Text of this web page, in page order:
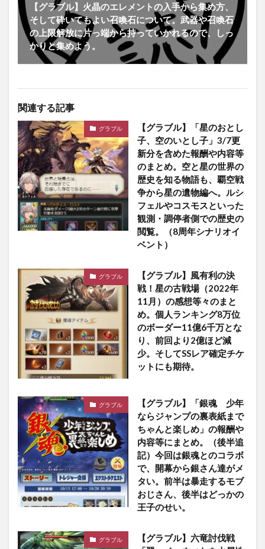
【グラブル】火晶のエレメントの入手から集め方、
そして砕いてもよい召喚石について。武器や召喚石
の上限解放に片っ端から持っていかれるので、しっ
かりと集めよう。
関連する記事
グラブル
【グラブル】「星のおとし
子、空のいとし子」3/7更
新分を含めた報酬や内容等
のまとめ。空と星の世界の
歴史を知る物語も、覇空戦
争から星の遺物編へ。ルシ
フェルやコスモスといった
観測・調停者側での歴史の
閲覧。（8周年シナリオイ
ベント）
グラブル
【グラブル】風有利の決
戦！星の古戦場（2022年
11月）の感想等々のまと
め。個人ランキング8万位
のボーダー11億6千万とな
り、前回より2億ほど減
少。そしてSSレア確定チケ
ットにも期待。
グラブル
【グラブル】「銀魂 少年
ならジャンプの裏表紙まで
ちゃんと楽しめ」の報酬や
内容等にまとめ。（後半追
記）今回は銀魂とのコラボ
で、開幕から銀さん達がメ
タい。前半は暴走するモブ
おじさん、後半はどっかの
王子のせい。
グラブル
【グラブル】六竜討伐戦